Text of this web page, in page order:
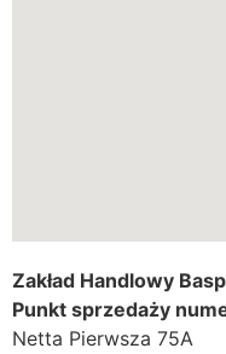
Zakład Handlowy
Punkt sprzedaży
Netta Pierwsza 75A